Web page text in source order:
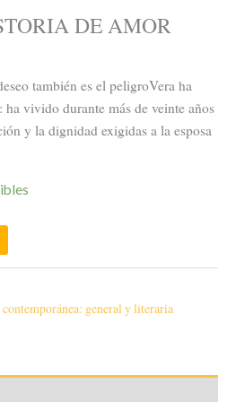
DE AMOR
también es el peligroVera ha
ha vivido durante más de veinte años
y la dignidad exigidas a la esposa
general y literaria